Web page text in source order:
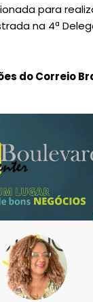
para
na 4ª
do Correio